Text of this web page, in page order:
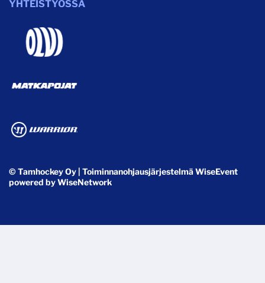
YHTEISTYÖSSÄ
© Tamhockey Oy | ToiminnanohjausjärjestelmäWiseEvent
powered byWiseNetwork